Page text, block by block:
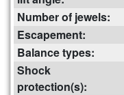
Number of jewels:
Escapement:
Balance types:
Shock
protection(s):